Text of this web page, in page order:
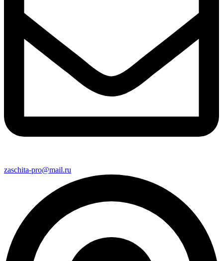
zaschita-pro@mail.ru